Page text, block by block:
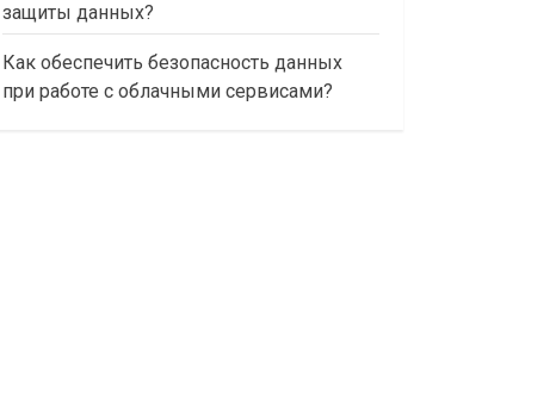
защиты данных?
Как обеспечить безопасность данных
при работе с облачными сервисами?